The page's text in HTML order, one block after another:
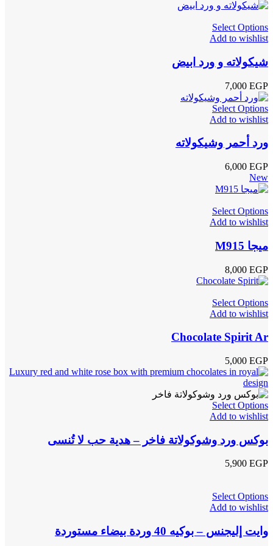
Select Options
Add to wishlist
شيكولاته و ورد ابيض
7,000 EGP
Select Options
Add to wishlist
ورد أحمر وشيكولاته
6,000 EGP
New
Select Options
Add to wishlist
ميجا M915
8,000 EGP
Select Options
Add to wishlist
Chocolate Spirit Ar
5,000 EGP
Select Options
Add to wishlist
بوكس ورد وشوكولاتة فاخر – هدية حب لا تُنسى
5,900 EGP
Select Options
Add to wishlist
وايت إليجنس – بوكيه 40 وردة بيضاء مستوردة